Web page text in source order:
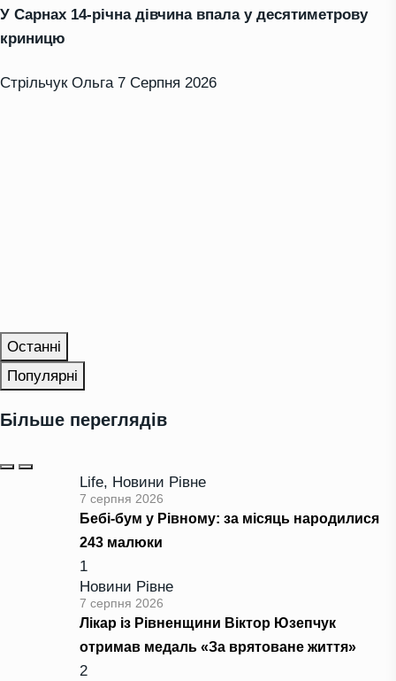
У Сарнах 14-річна дівчина впала у десятиметрову
криницю
Стрільчук Ольга 7 Серпня 2026
Останні
Популярні
Більше переглядів
Life, Новини Рівне
7 серпня 2026
Бебі-бум у Рівному: за місяць народилися
243 малюки
1
Новини Рівне
7 серпня 2026
Лікар із Рівненщини Віктор Юзепчук
отримав медаль «За врятоване життя»
2